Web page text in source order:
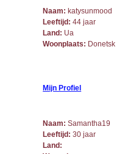
Naam: katysunmood
Leeftijd: 44 jaar
Land: Ua
Woonplaats: Donetsk
Mijn Profiel
Naam: Samantha19
Leeftijd: 30 jaar
Land: